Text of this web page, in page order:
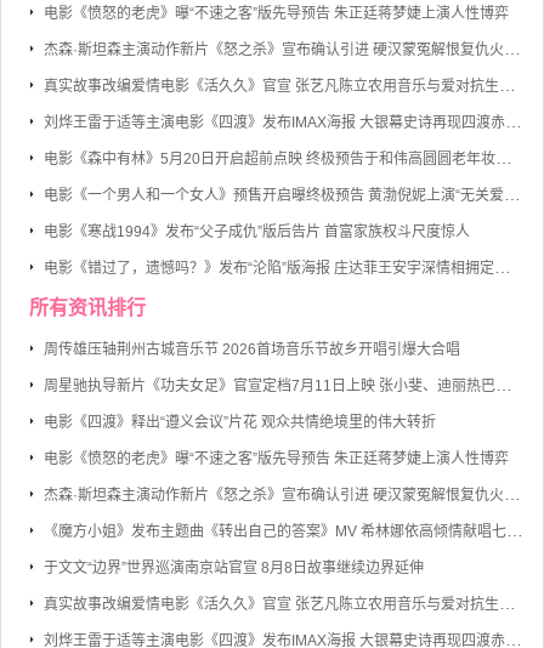
电影《愤怒的老虎》曝“不速之客”版先导预告 朱正廷蒋梦婕上演人性博弈
电影《寒战1994》发布“父子成仇”版后告片 首富家族权斗尺度惊人
所有资讯排行
周传雄压轴荆州古城音乐节 2026首场音乐节故乡开唱引爆大合唱
电影《四渡》释出“遵义会议”片花 观众共情绝境里的伟大转折
电影《愤怒的老虎》曝“不速之客”版先导预告 朱正廷蒋梦婕上演人性博弈
于文文“边界”世界巡演南京站官宣 8月8日故事继续边界延伸